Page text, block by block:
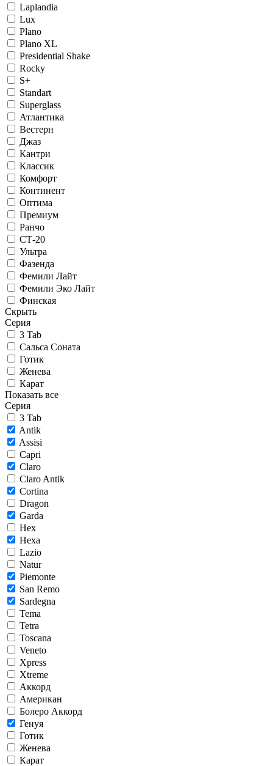
Laplandia
Lux
Plano
Plano XL
Presidential Shake
Rocky
S+
Standart
Superglass
Атлантика
Вестерн
Джаз
Кантри
Классик
Комфорт
Континент
Оптима
Премиум
Ранчо
СТ-20
Ультра
Фазенда
Фемили Лайт
Фемили Эко Лайт
Финская
Скрыть
Серия
3 Tab
Сальса Соната
Готик
Женева
Карат
Показать все
Серия
3 Tab
Antik
Assisi
Capri
Claro
Claro Antik
Cortina
Dragon
Garda
Hex
Hexa
Lazio
Natur
Piemonte
San Remo
Sardegna
Tema
Tetra
Toscana
Veneto
Xpress
Xtreme
Аккорд
Американ
Болеро Аккорд
Генуя
Готик
Женева
Карат